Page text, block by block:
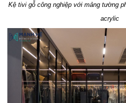
Kệ tivi gỗ công nghiệp với mảng tường
acrylic